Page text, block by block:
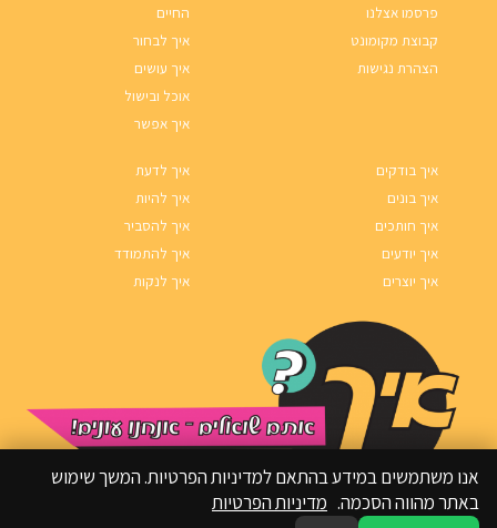
פרסמו אצלנו
קבוצת מקומונט
הצהרת נגישות
החיים
איך לבחור
איך עושים
אוכל ובישול
איך אפשר
איך בודקים
איך בונים
איך חותכים
איך יודעים
איך יוצרים
איך לדעת
איך להיות
איך להסביר
איך להתמודד
איך לנקות
אנו משתמשים במידע בהתאם למדיניות הפרטיות. המשך שימוש
באתר מהווה הסכמה. מדיניות הפרטיות